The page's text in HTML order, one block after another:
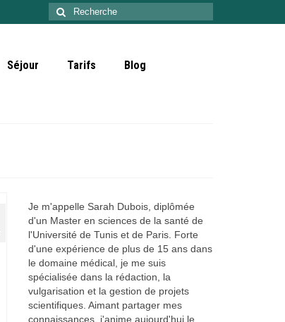
Rechercher
:
Séjour Tarifs
Blog
Je m'appelle Sarah Dubois, diplômée
d'un Master en sciences de la santé de
l'Université de Tunis et de Paris. Forte
d'une expérience de plus de 15 ans dans
le domaine médical, je me suis
spécialisée dans la rédaction, la
vulgarisation et la gestion de projets
scientifiques. Aimant partager mes
connaissances, j'anime aujourd'hui le